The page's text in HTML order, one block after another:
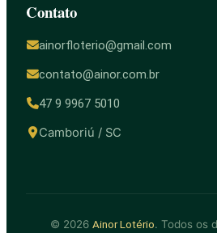
Contato
ainorfloterio@gmail.com
contato@ainor.com.br
47 9 9967 5010
Camboriú / SC
© 2026 Ainor Lotério. Todos os